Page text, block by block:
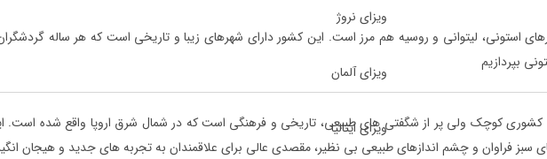
ویزای نروژ
ویزای آلمان
ویزای ایتالیا
استونی، لیتوانی و روسیه هم مرز است. این کشور دارای شهرهای زیبا و تاریخی است که هر ساله
بپردازیم
کشوری کوچک ولی پر از شگفتی های طبیعی، تاریخی و فرهنگی است که در شمال شرق اروپا واقع شده است.
سبز فراوان و چشم اندازهای طبیعی بی نظیر، مقصدی عالی برای علاقمندان به تجربه های جدید و هیجان